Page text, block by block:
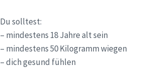
Du solltest:
– mindestens 18 Jahre alt sein
– mindestens 50 Kilogramm wiegen
– dich gesund fühlen